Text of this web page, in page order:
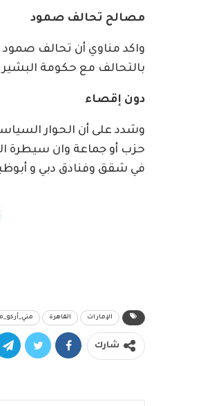
مصالح تحالف صمود
واكد مناوي أن تحالف
بالتحالف مع حكومة
دون إقصاء
وشدد على أن الحوار
حزب أو جماعة وان سيطرة
في شقق وفنادق دبي و
الإمارات القاهرة
شارك